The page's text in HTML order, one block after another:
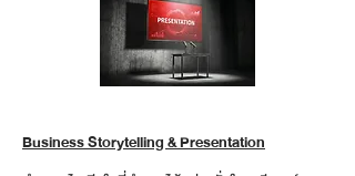
Business Storytelling & Presentation